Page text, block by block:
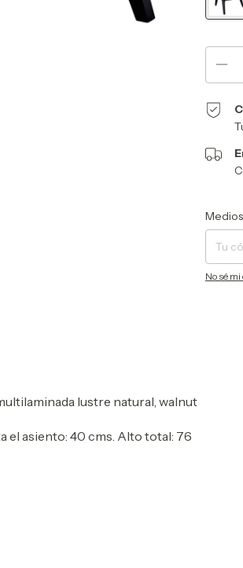
Entregas
No sé
lustre natural, walnut
el asiento: 40 cms. Alto total: 76